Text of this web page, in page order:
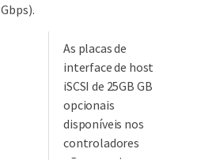
Gbps).
As placas de
interface de host
iSCSI de 25GB GB
opcionais
disponíveis nos
controladores